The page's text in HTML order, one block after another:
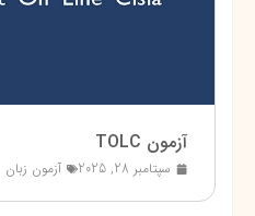
آزمون TOLC
سپتامبر 28, 2025 آزمون زبان